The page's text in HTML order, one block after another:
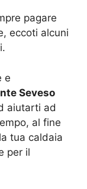
pagare
eccoti alcuni
e
Seveso
aiutarti ad
al fine
tua caldaia
per il